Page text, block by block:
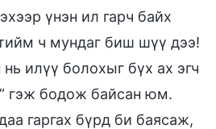
үнэн ил гарч байх
ч мундаг биш шүү дээ!
илүү болохыг бүх ах эгч
гэж бодож байсан юм.
гаргах бүрд би баясаж,